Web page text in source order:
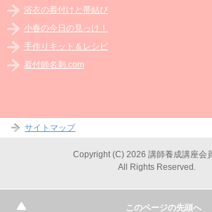
浴衣の着付けと帯結び
小春の今日の見っけ！
手作りキット＆レシピ
着付師名刺.com
サイトマップ
Copyright (C) 2026 講師養成講座会
All Rights Reserved.
このページの先頭へ